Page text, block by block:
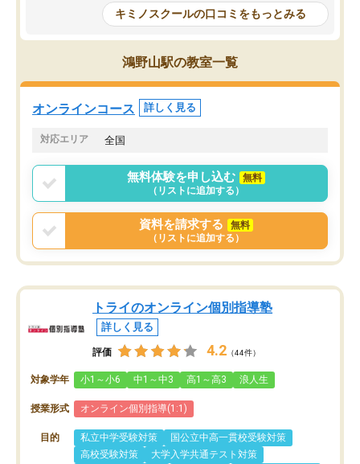
はなくなりました。
講師の方との距離も近く、親身なコー
チングのおかげで、停滞期もモチベー
ションを維持できました。「やらされ
る勉強」から「目標のための勉強」へ
意識が変わったことが、目標校への合
の仕方をコーチングして
ルなので、家での学習習
身につきました。結果と
た。自分から学ぶ姿勢を
キミノスクールの口コミをもっとみる
鴻野山駅の教室一覧
オンラインコース 詳しく見る
対応エリア 全国
無料体験を申し込む
無料
（リストに追加する）
資料を請求する
無料
（リストに追加する）
トライのオンライン個別指導塾
詳しく見る
評価 4.2 （44件）
対象学年 小1～小6 中1～中3 高1～高3 浪人生
授業形式 オンライン個別指導(1:1)
目的 私立中学受験対策
国公立中高一貫校受験対策
高校受験対策
大学入学共通テスト対策